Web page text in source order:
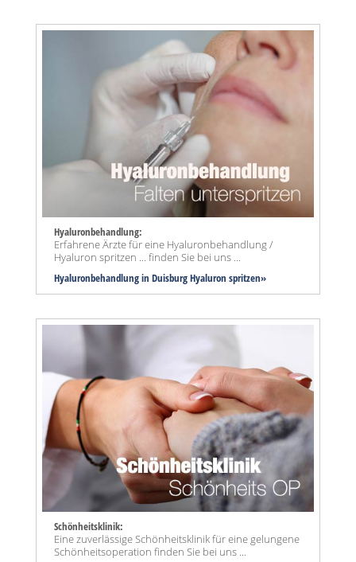
Hyaluronbehandlung:
Erfahrene Ärzte für eine Hyaluronbehandlung /
Hyaluron spritzen ... finden Sie bei uns ...
Hyaluronbehandlung in Duisburg Hyaluron spritzen»
Schönheitsklinik:
Eine zuverlässige Schönheitsklinik für eine gelungene
Schönheitsoperation finden Sie bei uns ...